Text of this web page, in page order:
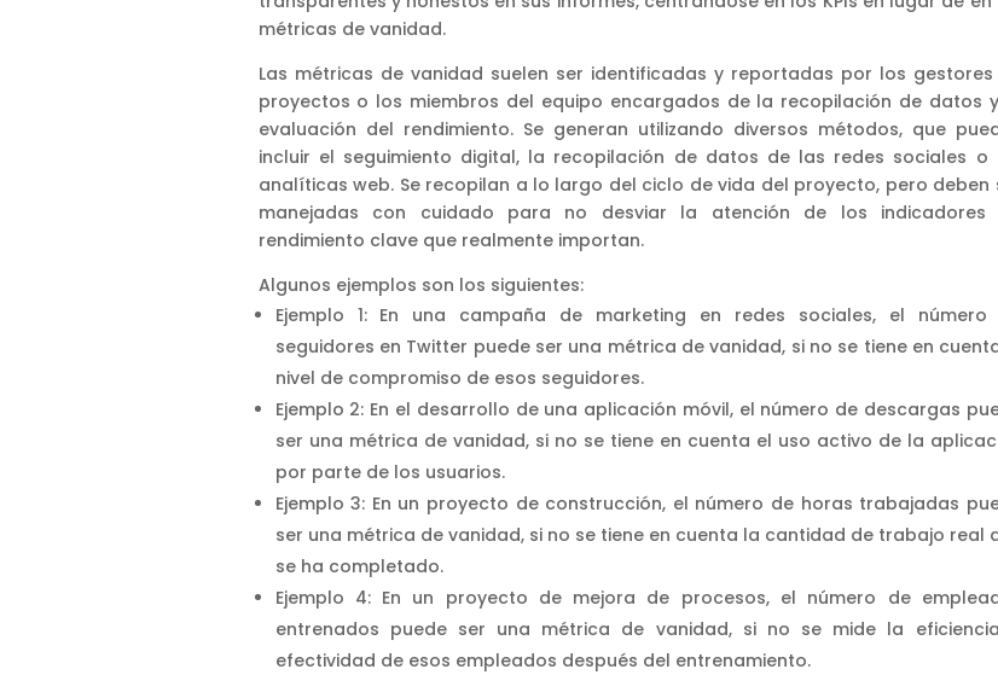
métricas de vanidad.
Las métricas de vanidad suelen ser identificadas y reportadas por los
proyectos o los miembros del equipo encargados de la recopilación de datos
evaluación del rendimiento. Se generan utilizando diversos métodos, que
incluir el seguimiento digital, la recopilación de datos de las redes sociales o
analíticas web. Se recopilan a lo largo del ciclo de vida del proyecto, pero deben
manejadas con cuidado para no desviar la atención de los indicadores
rendimiento clave que realmente importan.
Algunos ejemplos son los siguientes:
Ejemplo 1: En una campaña de marketing en redes sociales, el número
seguidores en Twitter puede ser una métrica de vanidad, si no se tiene en
nivel de compromiso de esos seguidores.
Ejemplo 2: En el desarrollo de una aplicación móvil, el número de descargas
ser una métrica de vanidad, si no se tiene en cuenta el uso activo de la
por parte de los usuarios.
Ejemplo 3: En un proyecto de construcción, el número de horas trabajadas
ser una métrica de vanidad, si no se tiene en cuenta la cantidad de trabajo real
se ha completado.
Ejemplo 4: En un proyecto de mejora de procesos, el número de
entrenados puede ser una métrica de vanidad, si no se mide la
efectividad de esos empleados después del entrenamiento.